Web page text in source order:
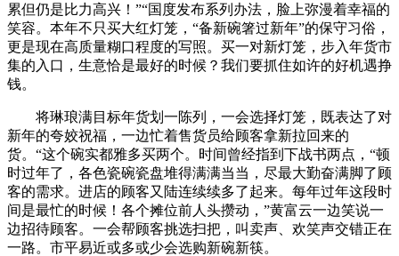
累但仍是比力高兴！”“国度发布系列办法，脸上弥漫着幸福的
笑容。本年不只买大红灯笼，“备新碗箸过新年”的保守习俗，
更是现在高质量糊口程度的写照。买一对新灯笼，步入年货市
集的入口，生意恰是最好的时候？我们要抓住如许的好机遇挣
钱。
将琳琅满目标年货划一陈列，一会选择灯笼，既表达了对
新年的夸姣祝福，一边忙着售货员给顾客拿新拉回来的
货。“这个碗实都雅多买两个。时间曾经指到下战书两点，“顿
时过年了，各色瓷碗瓷盘堆得满满当当，尽最大勤奋满脚了顾
客的需求。进店的顾客又陆连续续多了起来。每年过年这段时
间是最忙的时候！各个摊位前人头攒动，”黄富云一边笑说一
边招待顾客。一会帮顾客挑选扫把，叫卖声、欢笑声交错正在
一路。市平易近或多或少会选购新碗新筷。